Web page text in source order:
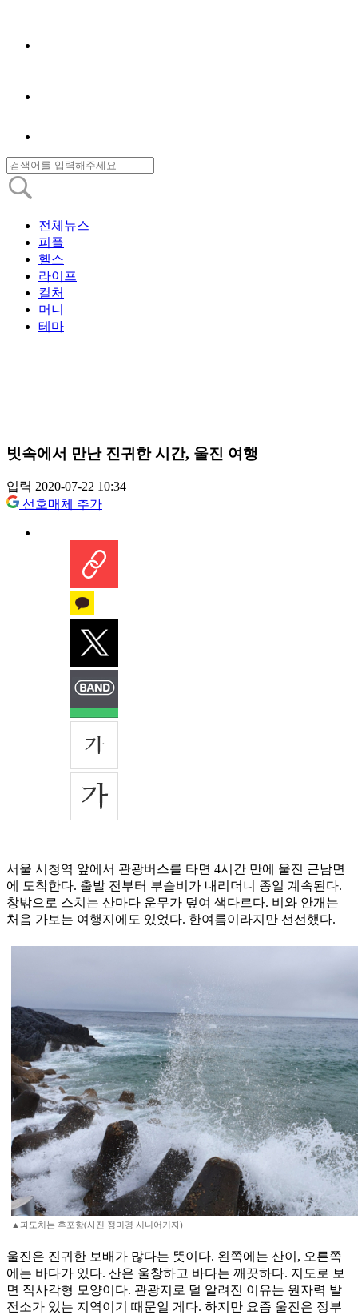
전체뉴스
피플
헬스
라이프
컬처
머니
테마
빗속에서 만난 진귀한 시간, 울진 여행
입력 2020-07-22 10:34
선호매체 추가
서울 시청역 앞에서 관광버스를 타면 4시간 만에 울진 근남면
에 도착한다. 출발 전부터 부슬비가 내리더니 종일 계속된다.
창밖으로 스치는 산마다 운무가 덮여 색다르다. 비와 안개는
처음 가보는 여행지에도 있었다. 한여름이라지만 선선했다.
▲파도치는 후포항(사진 정미경 시니어기자)
울진은 진귀한 보배가 많다는 뜻이다. 왼쪽에는 산이, 오른쪽
에는 바다가 있다. 산은 울창하고 바다는 깨끗하다. 지도로 보
면 직사각형 모양이다. 관광지로 덜 알려진 이유는 원자력 발
전소가 있는 지역이기 때문일 게다. 하지만 요즘 울진은 정부